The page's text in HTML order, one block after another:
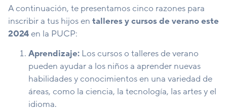
A continuación, te presentamos cinco razones para
inscribir a tus hijos en talleres ycursos de verano este
2024en la PUCP:
Aprendizaje: Los cursos o talleres de verano
pueden ayudar a los niños a aprender nuevas
habilidades y conocimientos en una variedad de
áreas, como la ciencia, la tecnología, las artes y el
idioma.